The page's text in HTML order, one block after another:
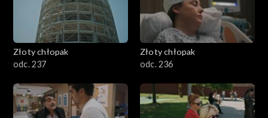
Złoty chłopak
odc. 237
Złoty chłopak
odc. 236